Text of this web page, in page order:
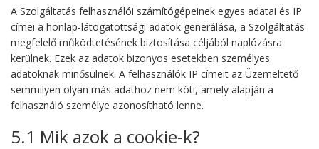
A Szolgáltatás felhasználói számítógépeinek egyes adatai és IP
címei a honlap-látogatottsági adatok generálása, a Szolgáltatás
megfelelő működtetésének biztosítása céljából naplózásra
kerülnek. Ezek az adatok bizonyos esetekben személyes
adatoknak minősülnek. A felhasználók IP címeit az Üzemeltető
semmilyen olyan más adathoz nem köti, amely alapján a
felhasználó személye azonosítható lenne.
5.1 Mik azok a cookie-k?